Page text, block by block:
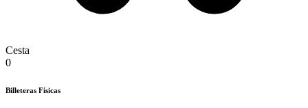
Cesta
0
Billeteras Físicas